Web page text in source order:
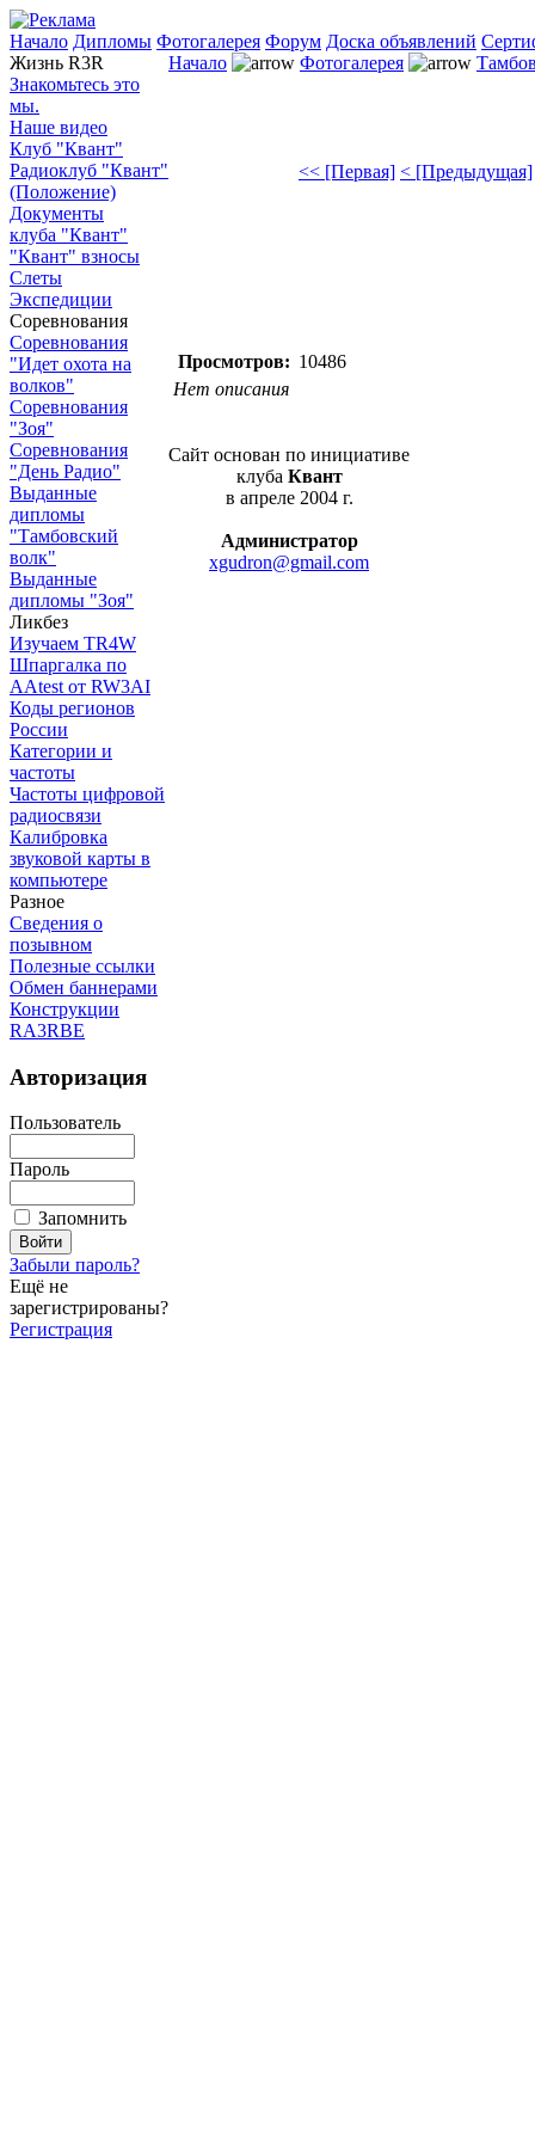
Начало Дипломы Фотогалерея Форум Доска объявлений
Жизнь R3R
Знакомьтесь это
мы.
Наше видео
Клуб "Квант"
Радиоклуб "Квант"
(Положение)
Документы
клуба "Квант"
"Квант" взносы
Слеты
Экспедиции
Соревнования
Соревнования
"Идет охота на
волков"
Соревнования
"Зоя"
Соревнования
"День Радио"
Выданные
дипломы
"Тамбовский
волк"
Выданные
дипломы "Зоя"
Ликбез
Изучаем TR4W
Шпаргалка по
AAtest от RW3AI
Коды регионов
России
Категории и
частоты
Частоты цифровой
радиосвязи
Калибровка
звуковой карты в
компьютере
Разное
Сведения о
позывном
Полезные ссылки
Обмен баннерами
Конструкции
RA3RBE
Авторизация
Пользователь
Пароль
Запомнить
Забыли пароль?
Ещё не
зарегистрированы?
Регистрация
Начало Фотогалерея
<< [Первая] < [Предыдущая]
Просмотров: 10486
Нет описания
Сайт основан по инициативе
клуба Квант
в апреле 2004 г.
Администратор
xgudron@gmail.com